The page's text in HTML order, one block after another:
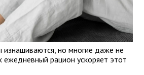
изнашиваются, но многие даже не
рацион ускоряет этот